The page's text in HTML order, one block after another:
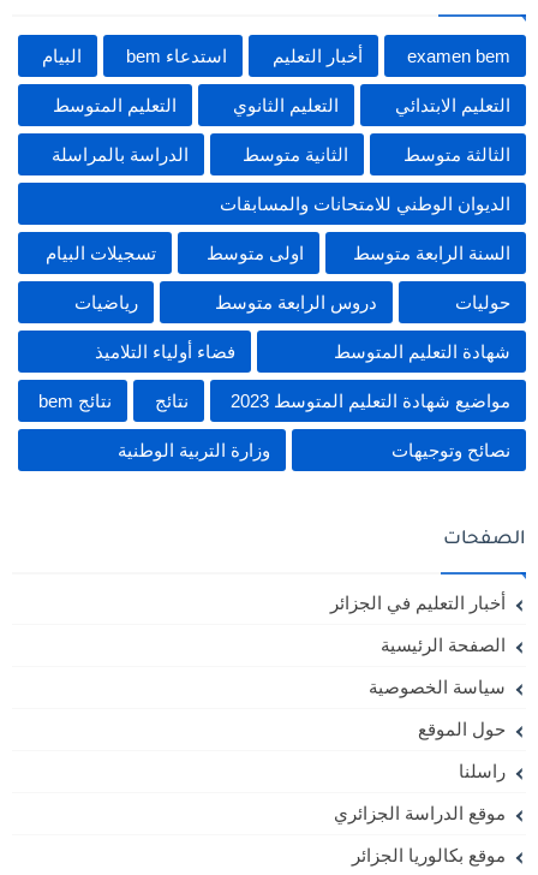
examen bem أخبار التعليم استدعاء bem البيام
التعليم الابتدائي التعليم الثانوي التعليم المتوسط
الثالثة متوسط الثانية متوسط الدراسة بالمراسلة
الديوان الوطني للامتحانات والمسابقات
السنة الرابعة متوسط اولى متوسط تسجيلات البيام
حوليات دروس الرابعة متوسط رياضيات
شهادة التعليم المتوسط فضاء أولياء التلاميذ
مواضيع شهادة التعليم المتوسط 2023 نتائج نتائج bem
نصائح وتوجيهات وزارة التربية الوطنية
الصفحات
أخبار التعليم في الجزائر
الصفحة الرئيسية
سياسة الخصوصية
حول الموقع
راسلنا
موقع الدراسة الجزائري
موقع بكالوريا الجزائر